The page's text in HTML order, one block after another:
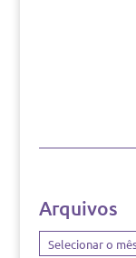
Arquivos
Arquivos